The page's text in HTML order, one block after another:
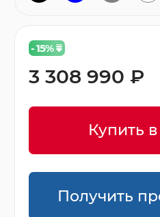
- 15%
3 308 990 ₽
Купить
Получить